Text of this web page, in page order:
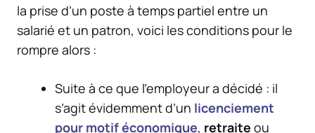
la prise d’un poste à temps partiel entre un
salarié et un patron, voici les conditions pour le
rompre alors :
Suite à ce que l’employeur a décidé : il
s’agit évidemment d’un licenciement
pour motif économique, retraite ou